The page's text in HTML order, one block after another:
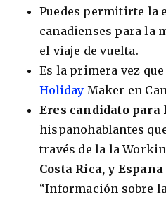
Puedes permitirte la
canadienses para la
el viaje de vuelta.
Es la primera vez
Holiday Maker en
Eres candidato para
hispanohablantes
través de la la
Costa Rica, y España
“Información sobre